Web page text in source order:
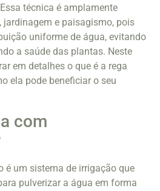
técnica é amplamente
e paisagismo, pois
uniforme de água, evitando
a saúde das plantas. Neste
em detalhes o que é a rega
ela pode beneficiar o seu
com
é um sistema de irrigação que
pulverizar a água em forma